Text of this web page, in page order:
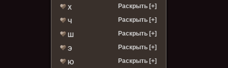
Х Раскрыть [+]
Ч Раскрыть [+]
Ш Раскрыть [+]
Э Раскрыть [+]
Ю Раскрыть [+]